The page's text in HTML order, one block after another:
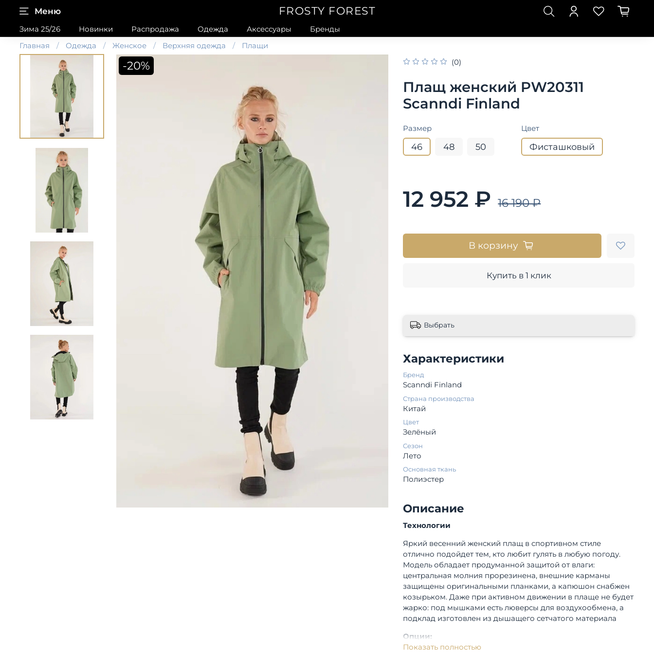
Меню FROSTY FOREST
Зима 25/26 Новинки Распродажа Одежда Аксессуары
Бренды
Главная
Одежда Женское Верхняя одежда Плащи
-20% (0)
Плащ женский PW20311
Scanndi Finland
Размер
46 48 50
Цвет
Фисташковый
12 952 ₽ 16 190 ₽
В корзину
Купить в 1 клик
Выбрать
Характеристики
Бренд
Scanndi Finland
Страна производства
Китай
Цвет
Зелёный
Сезон
Лето
Основная ткань
Полиэстер
Описание
Технологии
Яркий весенний женский плащ в спортивном стиле
отлично подойдет тем, кто любит гулять в любую погоду.
Модель обладает продуманной защитой от влаги:
центральная молния прорезинена, внешние карманы
защищены оригинальными планками, а капюшон снабжен
козырьком. Даже при активном движении в плаще не будет
жарко: под мышками есть люверсы для воздухообмена, а
подклад изготовлен из дышащего сетчатого материала
Опции:
Показать полностью